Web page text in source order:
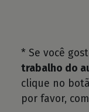
* Se você
trabalho do
clique no
por favor,